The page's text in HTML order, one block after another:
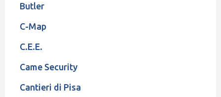
Butler
C-Map
C.E.E.
Came Security
Cantieri di Pisa